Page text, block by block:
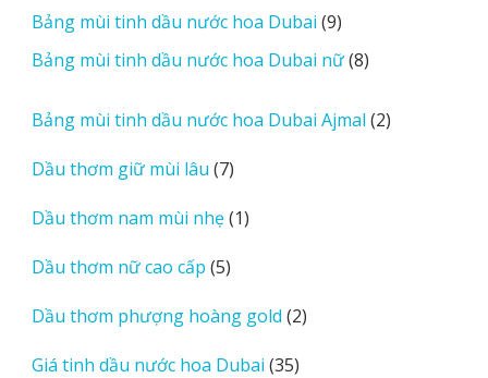
v
e
s
phẩm
Bảng mùi tinh dầu nước hoa Dubai 99
sản
phẩm
Bảng mùi tinh dầu nước hoa Dubai nữ 88
phẩm
Bảng mùi tinh dầu nước hoa Dubai Ajmal 22
Dầu thơm giữ mùi lâu 77
phẩm
Dầu thơm nam mùi nhẹ 11
Dầu thơm nữ cao cấp 55
phẩm
Dầu thơm phượng hoàng gold 22
Giá tinh dầu nước hoa Dubai 3535